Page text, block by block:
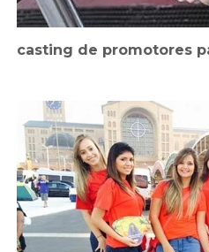
casting de promotores